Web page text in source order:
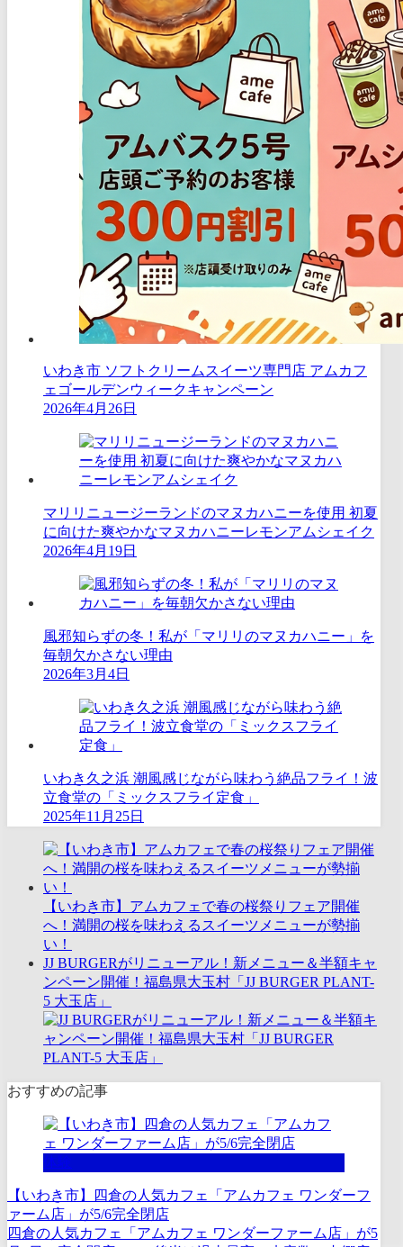
いわき市 ソフトクリームスイーツ専門店 アムカフ
ェゴールデンウィークキャンペーン
2026年4月26日
マリリニュージーランドのマヌカハニーを使用 初夏
に向けた爽やかなマヌカハニーレモンアムシェイク
2026年4月19日
風邪知らずの冬！私が「マリリのマヌカハニー」を
毎朝欠かさない理由
2026年3月4日
いわき久之浜 潮風感じながら味わう絶品フライ！波
立食堂の「ミックスフライ定食」
2025年11月25日
【いわき市】アムカフェで春の桜祭りフェア開催
へ！満開の桜を味わえるスイーツメニューが勢揃
い！
JJ BURGERがリニューアル！新メニュー＆半額キャ
ンペーン開催！福島県大玉村「JJ BURGER PLANT-
5 大玉店」
おすすめの記事
体験
【いわき市】四倉の人気カフェ「アムカフェ ワンダーフ
ァーム店」が5/6完全閉店
四倉の人気カフェ「アムカフェ ワンダーファーム店」が5